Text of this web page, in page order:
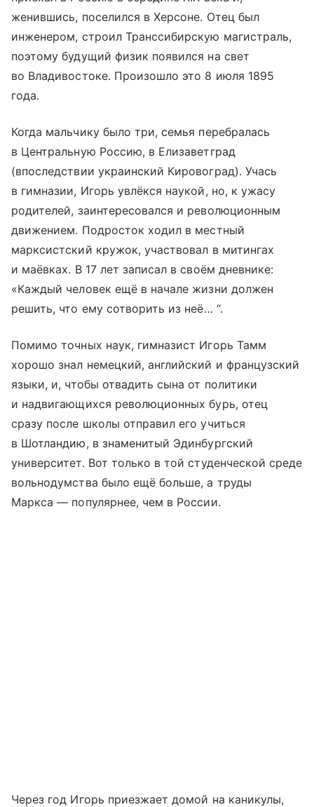
женившись, поселился в Херсоне. Отец был
инженером, строил Транссибирскую магистраль,
поэтому будущий физик появился на свет
во Владивостоке. Произошло это 8 июля 1895
года.
Когда мальчику было три, семья перебралась
в Центральную Россию, в Елизаветград
(впоследствии украинский Кировоград). Учась
в гимназии, Игорь увлёкся наукой, но, к ужасу
родителей, заинтересовался и революционным
движением. Подросток ходил в местный
марксистский кружок, участвовал в митингах
и маёвках. В 17 лет записал в своём дневнике:
«Каждый человек ещё в начале жизни должен
решить, что ему сотворить из неё… “.
Помимо точных наук, гимназист Игорь Тамм
хорошо знал немецкий, английский и французский
языки, и, чтобы отвадить сына от политики
и надвигающихся революционных бурь, отец
сразу после школы отправил его учиться
в Шотландию, в знаменитый Эдинбургский
университет. Вот только в той студенческой среде
вольнодумства было ещё больше, а труды
Маркса — популярнее, чем в России.
Через год Игорь приезжает домой на каникулы,